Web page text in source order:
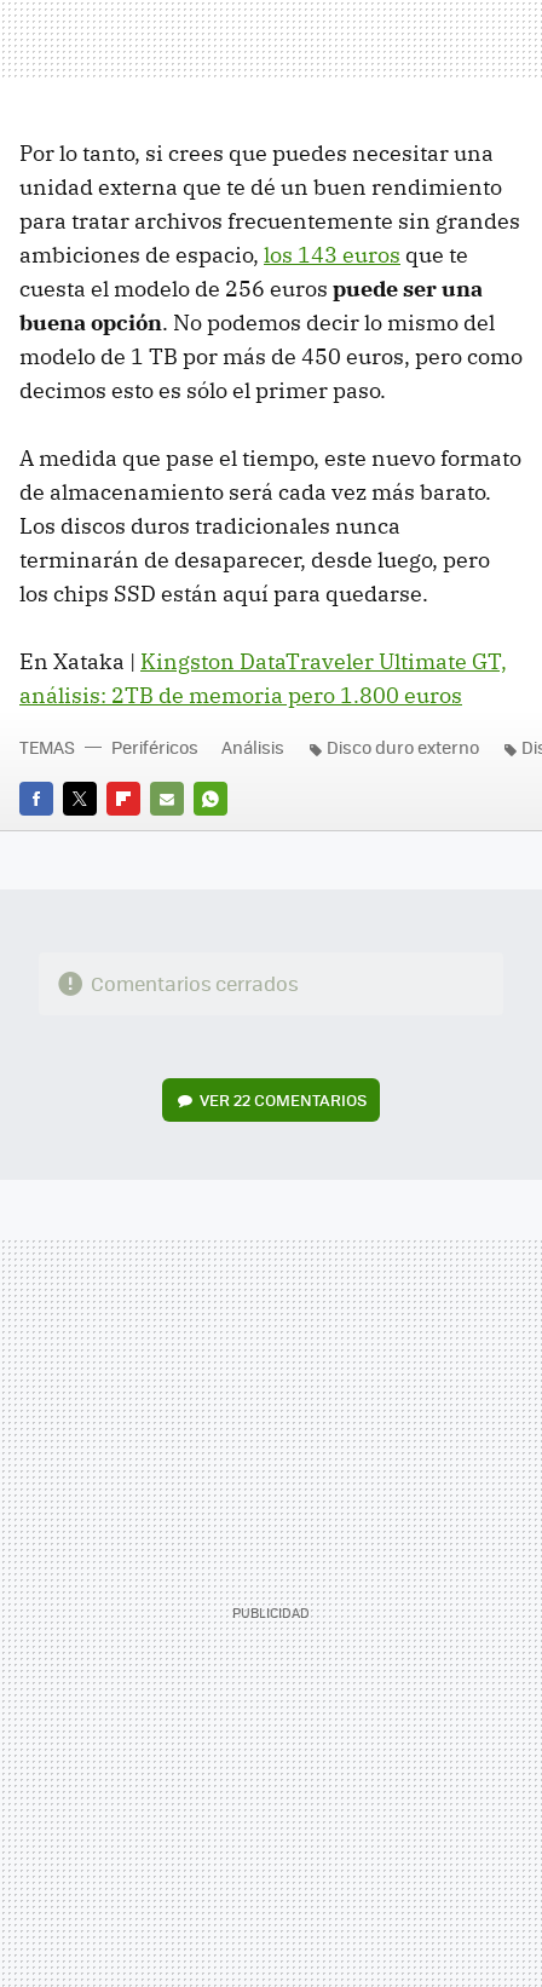
Por lo tanto, si crees que puedes necesitar una
unidad externa que te dé un buen rendimiento
para tratar archivos frecuentemente sin grandes
ambiciones de espacio, los 143 euros que te
cuesta el modelo de 256 euros puede ser una
buena opción. No podemos decir lo mismo del
modelo de 1 TB por más de 450 euros, pero como
decimos esto es sólo el primer paso.
A medida que pase el tiempo, este nuevo formato
de almacenamiento será cada vez más barato.
Los discos duros tradicionales nunca
terminarán de desaparecer, desde luego, pero
los chips SSD están aquí para quedarse.
En Xataka | Kingston DataTraveler Ultimate GT,
análisis: 2TB de memoria pero 1.800 euros
FACEBOOK
TWITTERFLIPBOARD
E-
WHATSAPP
TEMAS Periféricos Análisis Disco duro externo
Comentarios cerrados
VER 22 COMENTARIOS